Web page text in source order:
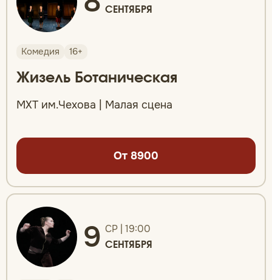
СЕНТЯБРЯ
Комедия 16+
Жизель Ботаническая
МХТ им.Чехова | Малая сцена
От 8900
9 СР | 19:00
СЕНТЯБРЯ